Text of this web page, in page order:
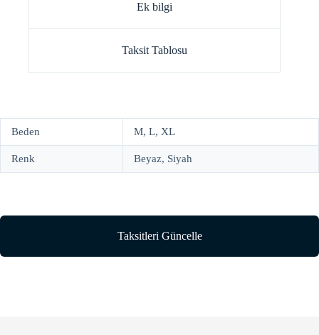
Ek bilgi
Taksit Tablosu
Beden M, L, XL
Renk Beyaz, Siyah
Taksitleri Güncelle